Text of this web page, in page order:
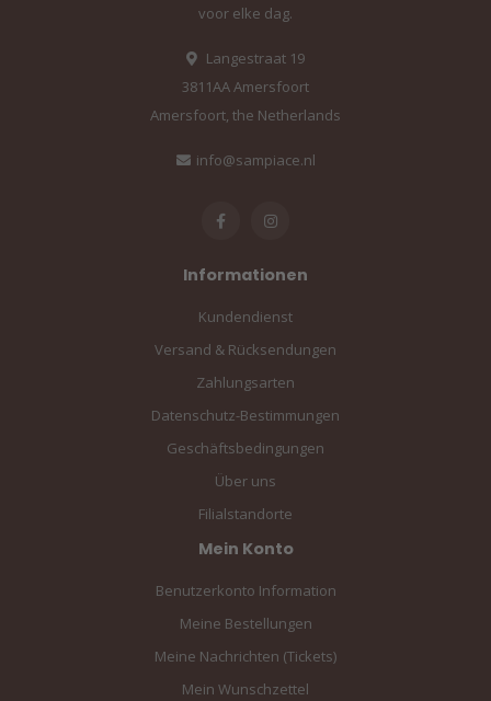
voor elke dag.
Langestraat 19
3811AA Amersfoort
Amersfoort, the Netherlands
info@sampiace.nl
Informationen
Kundendienst
Versand & Rücksendungen
Zahlungsarten
Datenschutz-Bestimmungen
Geschäftsbedingungen
Über uns
Filialstandorte
Mein Konto
Benutzerkonto Information
Meine Bestellungen
Meine Nachrichten (Tickets)
Mein Wunschzettel